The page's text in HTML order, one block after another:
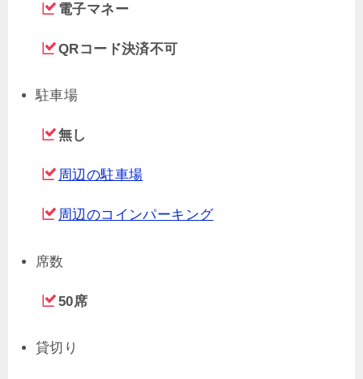
電子マネー
QRコード決済不可
駐車場
無し
周辺の駐車場
周辺のコインパーキング
席数
50席
貸切り